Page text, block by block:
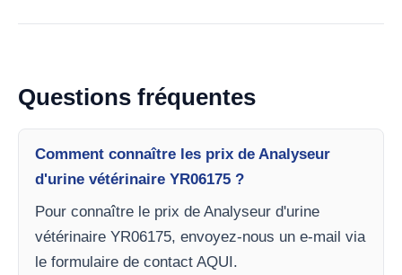
Questions fréquentes
Comment connaître les prix de Analyseur
d'urine vétérinaire YR06175 ?
Pour connaître le prix de Analyseur d'urine
vétérinaire YR06175, envoyez-nous un e-mail via
le formulaire de contact AQUI.